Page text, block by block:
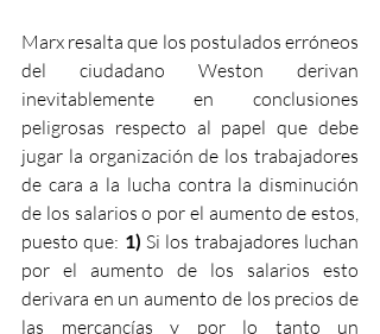
Marx resalta que los postulados erróneos
del ciudadano Weston derivan
inevitablemente en conclusiones
peligrosas respecto al papel que debe
jugar la organización de los trabajadores
de cara a la lucha contra la disminución
de los salarios o por el aumento de estos,
puesto que: 1) Si los trabajadores luchan
por el aumento de los salarios esto
derivara en un aumento de los precios de
las mercancías y por lo tanto un